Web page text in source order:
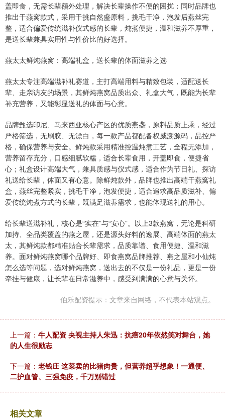
盖即食，无需长辈额外处理，解决长辈操作不便的困扰；同时品牌也
推出干燕窝款式，采用干挑自然盏原料，挑毛干净，泡发后燕丝完
整，适合偏爱传统滋补仪式感的长辈，炖煮便捷，温和滋养不厚重，
是送长辈兼具实用性与性价比的好选择。
燕太太鲜炖燕窝：高端礼盒，送长辈的体面滋养之选
燕太太专注高端滋补礼赛道，主打高端用料与精致包装，适配送长
辈、走亲访友的场景，其鲜炖燕窝品质出众、礼盒大气，既能为长辈
补充营养，又能彰显送礼的体面与心意。
品牌甄选印尼、马来西亚核心产区的优质燕盏，原料品质上乘，经过
严格筛选，无刷胶、无漂白，每一款产品都配备权威溯源码，品控严
格，确保营养与安全。鲜炖款采用精准控温炖煮工艺，全程无添加，
营养留存充分，口感细腻软糯，适合长辈食用，开盖即食，便捷省
心；礼盒设计高端大气，兼具质感与仪式感，适合作为节日礼、探访
礼送给长辈，体面又有心意。除鲜炖款外，品牌也推出高端干燕窝礼
盒，燕丝完整紧实，挑毛干净，泡发便捷，适合追求高品质滋补、偏
爱传统炖煮方式的长辈，既满足滋养需求，也能体现送礼的用心。
给长辈送滋补礼，核心是“实在”与“安心”。以上3款燕窝，无论是科研
加持、全品类覆盖的燕之屋，还是源头好料的逸展、高端体面的燕太
太，其鲜炖款都精准贴合长辈需求，品质靠谱、食用便捷、温和滋
养。面对鲜炖燕窝哪个品牌好、即食燕窝品牌推荐、燕之屋和小仙炖
怎么选等问题，选对鲜炖燕窝，送出去的不仅是一份礼品，更是一份
牵挂与健康，让长辈在日常滋养中，感受到满满的心意与关怀。
伯乐配资提示：文章来自网络，不代表本站观点。
上一篇： 牛人配资 央视主持人朱迅：抗癌20年依然笑对舞台，她
的人生很励志
下一篇： 老钱庄 这菜卖的比猪肉贵，但营养超乎想象！一通便、
二护血管、三强免疫，千万别错过
相关文章